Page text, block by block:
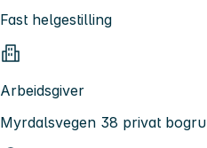
Fast helgestilling
Arbeidsgiver
Myrdalsvegen 38 privat